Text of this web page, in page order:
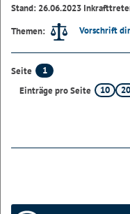
Stand: 26.06.2023
Themen:
Vorschrift
Seite
1
Einträge pro Seite
10 20